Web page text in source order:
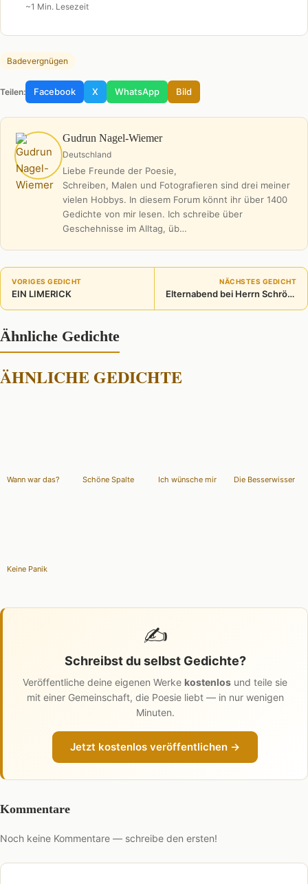
~1 Min. Lesezeit
Badevergnügen
Teilen: Facebook X WhatsApp Bild
Gudrun Nagel-Wiemer
Deutschland
Liebe Freunde der Poesie,
Schreiben, Malen und Fotografieren sind drei meiner
vielen Hobbys. In diesem Forum könnt ihr über 1400
Gedichte von mir lesen. Ich schreibe über
Geschehnisse im Alltag, üb…
VORIGES GEDICHT
EIN LIMERICK
NÄCHSTES GEDICHT
Elternabend bei Herrn Schröder
Ähnliche Gedichte
ÄHNLICHE GEDICHTE
Wann war das? Schöne Spalte Ich wünsche mir Die Besserwisser
Keine Panik
✍️
Schreibst du selbst Gedichte?
Veröffentliche deine eigenen Werke kostenlos und teile sie
mit einer Gemeinschaft, die Poesie liebt — in nur wenigen
Minuten.
Jetzt kostenlos veröffentlichen →
Kommentare
Noch keine Kommentare — schreibe den ersten!